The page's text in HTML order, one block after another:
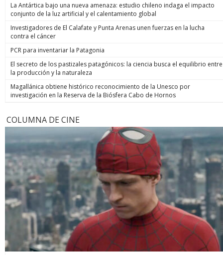
La Antártica bajo una nueva amenaza: estudio chileno indaga el impacto
conjunto de la luz artificial y el calentamiento global
Investigadores de El Calafate y Punta Arenas unen fuerzas en la lucha
contra el cáncer
PCR para inventariar la Patagonia
El secreto de los pastizales patagónicos: la ciencia busca el equilibrio entre
la producción y la naturaleza
Magallánica obtiene histórico reconocimiento de la Unesco por
investigación en la Reserva de la Biósfera Cabo de Hornos
COLUMNA DE CINE